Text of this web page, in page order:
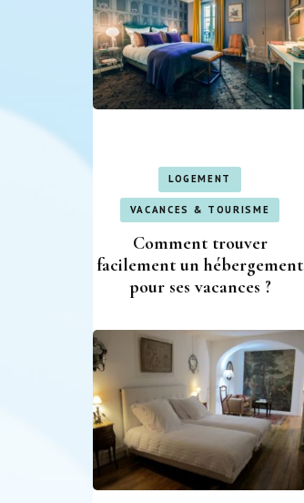
LOGEMENT
VACANCES & TOURISME
Comment trouver
facilement un hébergement
pour ses vacances ?